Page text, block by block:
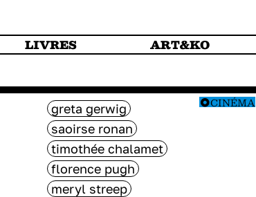
LIVRES ART&KO
greta gerwig
saoirse ronan
timothée chalamet
florence pugh
meryl streep
CINÉMA